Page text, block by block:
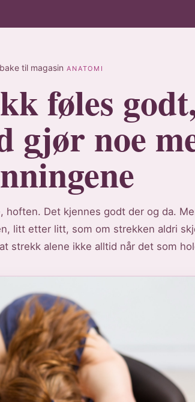
til magasin ANATOMI
føles
gjør noe
hoften. Det kjennes godt der og da.
litt etter litt, som om strekken aldri
strekk alene ikke alltid når det som